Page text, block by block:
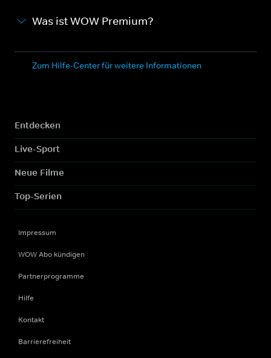
Was ist WOW Premium?
Zum Hilfe-Center für weitere Informationen
Entdecken
Live-Sport
Neue Filme
Top-Serien
Impressum
WOW Abo kündigen
Partnerprogramme
Hilfe
Kontakt
Barrierefreiheit